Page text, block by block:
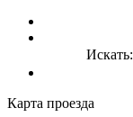
Искать:
Карта проезда